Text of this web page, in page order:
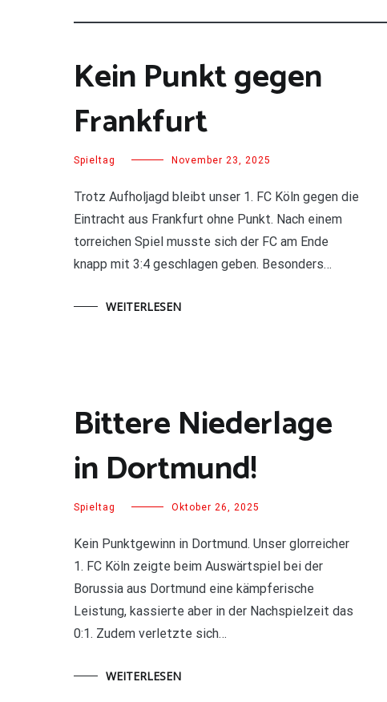
Kein Punkt gegen
Frankfurt
Spieltag November 23, 2025
Trotz Aufholjagd bleibt unser 1. FC Köln gegen die
Eintracht aus Frankfurt ohne Punkt. Nach einem
torreichen Spiel musste sich der FC am Ende
knapp mit 3:4 geschlagen geben. Besonders…
WEITERLESEN
Bittere Niederlage
in Dortmund!
Spieltag Oktober 26, 2025
Kein Punktgewinn in Dortmund. Unser glorreicher
1. FC Köln zeigte beim Auswärtspiel bei der
Borussia aus Dortmund eine kämpferische
Leistung, kassierte aber in der Nachspielzeit das
0:1. Zudem verletzte sich…
WEITERLESEN